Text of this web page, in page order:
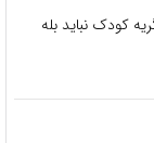
کودک نباید بله